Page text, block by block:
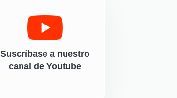
Suscríbase a nuestro
canal de Youtube